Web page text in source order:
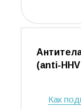
(anti-
Как